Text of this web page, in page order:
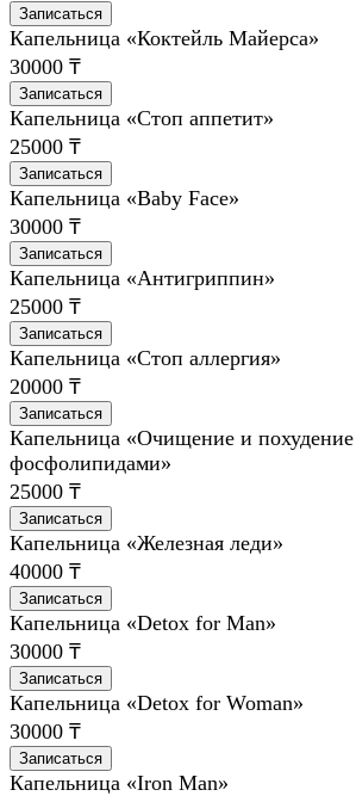
Записаться
Капельница «Коктейль Майерса»
30000 ₸
Записаться
Капельница «Стоп аппетит»
25000 ₸
Записаться
Капельница «Baby Face»
30000 ₸
Записаться
Капельница «Антигриппин»
25000 ₸
Записаться
Капельница «Стоп аллергия»
20000 ₸
Записаться
Капельница «Очищение и
фосфолипидами»
25000 ₸
Записаться
Капельница «Железная леди»
40000 ₸
Записаться
Капельница «Detox for Man»
30000 ₸
Записаться
Капельница «Detox for Woman»
30000 ₸
Записаться
Капельница «Iron Man»